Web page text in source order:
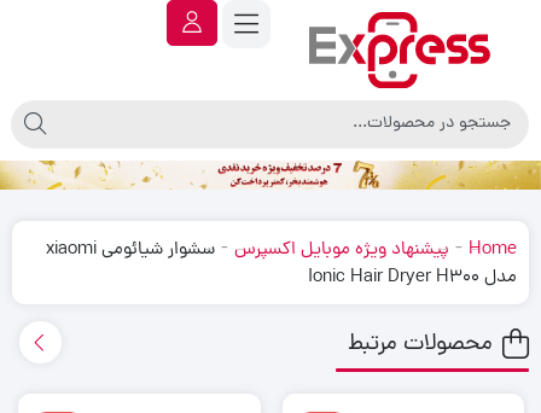
Home
- پیشنهاد ویژه موبایل اکسپرس -
سشوار شیائومی xiaomi
مدل Ionic Hair Dryer H300
محصولات مرتبط